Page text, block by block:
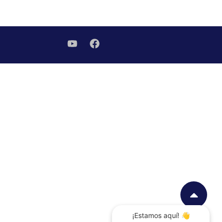
¡Estamos aquí! 👋